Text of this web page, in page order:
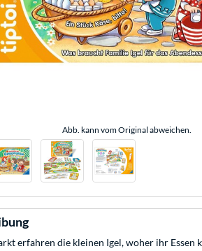
Abb. kann vom Original abweichen.
erfahren die kleinen Igel, woher ihr Essen